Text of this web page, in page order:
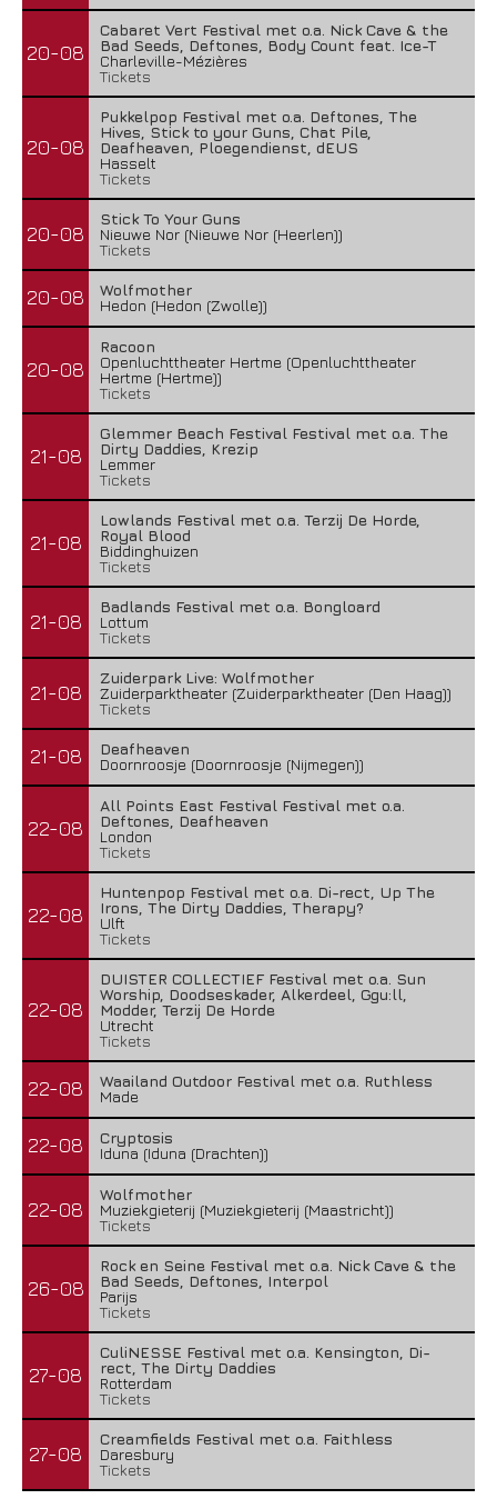
20-08
Cabaret Vert Festival met o.a. Nick Cave & the
Bad Seeds, Deftones, Body Count feat. Ice-T
Charleville-Mézières
Tickets
20-08
Pukkelpop Festival met o.a. Deftones, The
Hives, Stick to your Guns, Chat Pile,
Deafheaven, Ploegendienst, dEUS
Hasselt
Tickets
20-08
Stick To Your Guns
Nieuwe Nor (Nieuwe Nor (Heerlen))
Tickets
20-08
Wolfmother
Hedon (Hedon (Zwolle))
20-08
Racoon
Openluchttheater Hertme (Openluchttheater
Hertme (Hertme))
Tickets
21-08
Glemmer Beach Festival Festival met o.a. The
Dirty Daddies, Krezip
Lemmer
Tickets
21-08
Lowlands Festival met o.a. Terzij De Horde,
Royal Blood
Biddinghuizen
Tickets
21-08
Badlands Festival met o.a. Bongloard
Lottum
Tickets
21-08
Zuiderpark Live: Wolfmother
Zuiderparktheater (Zuiderparktheater (Den Haag))
Tickets
21-08
Deafheaven
Doornroosje (Doornroosje (Nijmegen))
22-08
All Points East Festival Festival met o.a.
Deftones, Deafheaven
London
Tickets
22-08
Huntenpop Festival met o.a. Di-rect, Up The
Irons, The Dirty Daddies, Therapy?
Ulft
Tickets
22-08
DUISTER COLLECTIEF Festival met o.a. Sun
Worship, Doodseskader, Alkerdeel, Ggu:ll,
Modder, Terzij De Horde
Utrecht
Tickets
22-08
Waailand Outdoor Festival met o.a. Ruthless
Made
22-08
Cryptosis
Iduna (Iduna (Drachten))
22-08
Wolfmother
Muziekgieterij (Muziekgieterij (Maastricht))
Tickets
26-08
Rock en Seine Festival met o.a. Nick Cave & the
Bad Seeds, Deftones, Interpol
Parijs
Tickets
27-08
CuliNESSE Festival met o.a. Kensington, Di-
rect, The Dirty Daddies
Rotterdam
Tickets
27-08
Creamfields Festival met o.a. Faithless
Daresbury
Tickets